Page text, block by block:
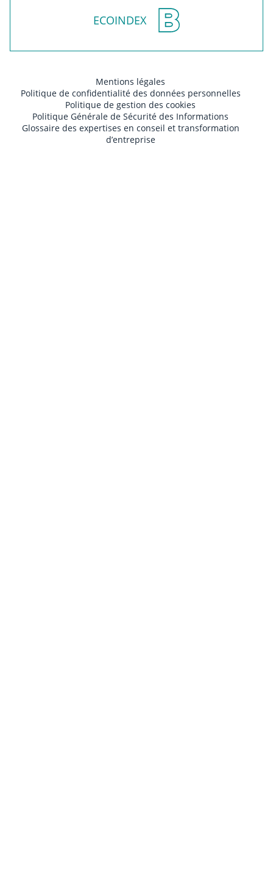
ECOINDEX
Mentions légales
Politique de confidentialité des données personnelles
Politique de gestion des cookies
Politique Générale de Sécurité des Informations
Glossaire des expertises en conseil et transformation
d’entreprise